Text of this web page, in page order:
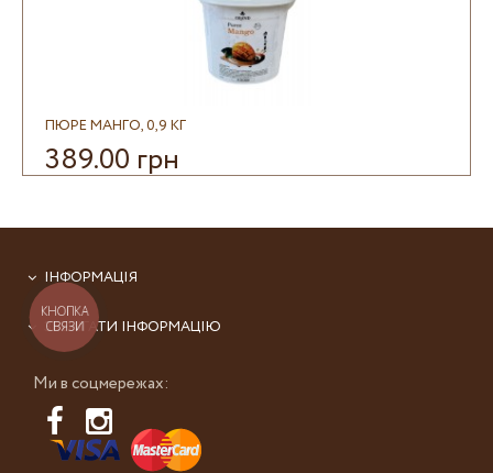
ПЮРЕ МАНГО, 0,9 КГ
389.00 грн
ІНФОРМАЦІЯ
Ми в соцмережах:
ЗБЕРІГАТИ ІНФОРМАЦІЮ
КНОПКА
СВЯЗИ